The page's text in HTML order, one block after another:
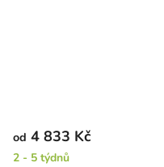
od 4 833 Kč
2 - 5 týdnů